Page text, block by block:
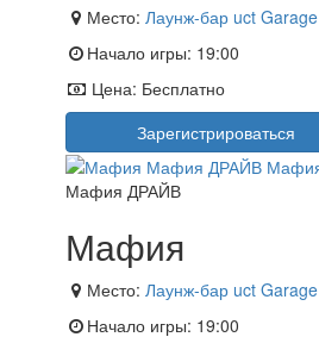
Место: Лаунж-бар uct Garage
Начало игры: 19:00
Цена: Бесплатно
Зарегистрироваться
Мафия ДРАЙВ
Мафия
Место: Лаунж-бар uct Garage
Начало игры: 19:00